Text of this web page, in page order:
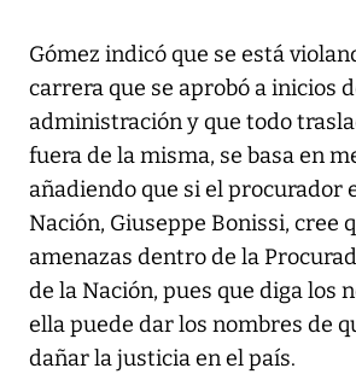
Gómez indicó que se está
carrera que se aprobó a inicios
administración y que todo
fuera de la misma, se basa en
añadiendo que si el procurador
Nación, Giuseppe Bonissi, cree
amenazas dentro de la
de la Nación, pues que diga los
ella puede dar los nombres de
dañar la justicia en el país.